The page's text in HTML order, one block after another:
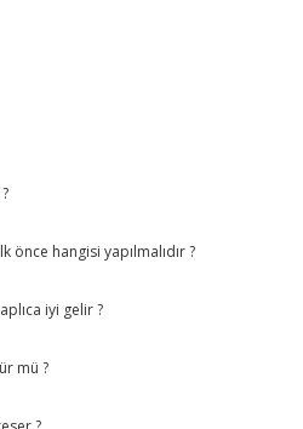
önce hangisi yapılmalıdır ?
iyi gelir ?
mü ?